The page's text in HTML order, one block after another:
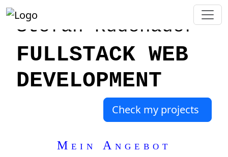
Stefan Rüdenauer
FULLSTACK WEB
DEVELOPMENT
Check my projects
Mein Angebot